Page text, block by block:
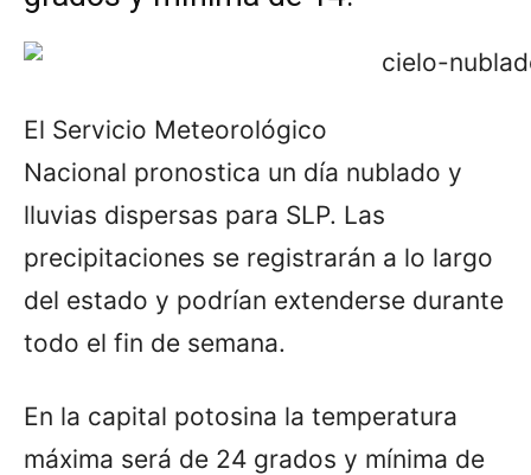
El Servicio Meteorológico
Nacional pronostica un día nublado y
lluvias dispersas para SLP. Las
precipitaciones se registrarán a lo largo
del estado y podrían extenderse durante
todo el fin de semana.
En la capital potosina la temperatura
máxima será de 24 grados y mínima de